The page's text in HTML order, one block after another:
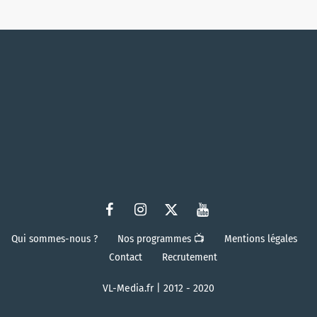
Qui sommes-nous ? Nos programmes 📺
Mentions légales
Contact
Recrutement
VL-Media.fr | 2012 - 2020